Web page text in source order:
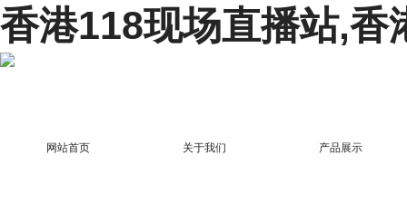
香港118现场直播站,香
网站首页 关于我们 产品展示